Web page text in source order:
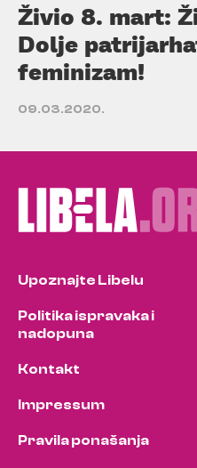
Živio 8. mart:
Dolje
feminizam!
09.03.2020.
Upoznajte Libelu
Politika ispravaka i
nadopuna
Kontakt
Impressum
Pravila ponašanja